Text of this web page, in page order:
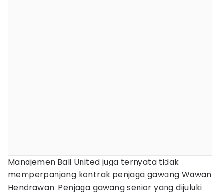
Manajemen Bali United juga ternyata tidak
memperpanjang kontrak penjaga gawang Wawan
Hendrawan. Penjaga gawang senior yang dijuluki